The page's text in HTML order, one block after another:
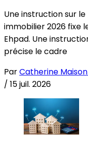
Une instruction sur le
immobilier 2026 fixe
Ehpad. Une
précise le cadre
ParCatherine
/ 15 juil. 2026